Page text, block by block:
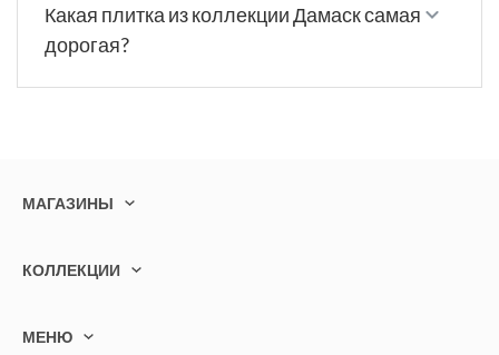
Какая плитка из коллекции Дамаск самая
дорогая?
МАГАЗИНЫ
КОЛЛЕКЦИИ
МЕНЮ